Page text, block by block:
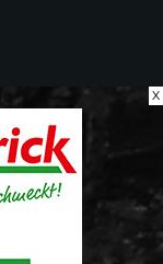
X